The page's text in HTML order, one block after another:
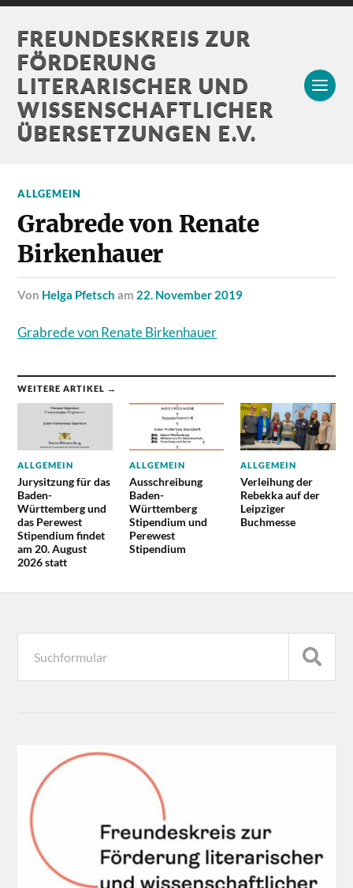
FREUNDESKREIS ZUR
FÖRDERUNG
LITERARISCHER UND
WISSENSCHAFTLICHER
ÜBERSETZUNGEN E.V.
ALLGEMEIN
Grabrede von Renate
Birkenhauer
von Helga Pfetsch am 22. November 2019
Grabrede von Renate Birkenhauer
WEITERE ARTIKEL →
ALLGEMEIN
Jurysitzung für das
Baden-
Württemberg und
das Perewest
Stipendium findet
am 20. August
2026 statt
ALLGEMEIN
Ausschreibung
Baden-
Württemberg
Stipendium und
Perewest
Stipendium
ALLGEMEIN
Verleihung der
Rebekka auf der
Leipziger
Buchmesse